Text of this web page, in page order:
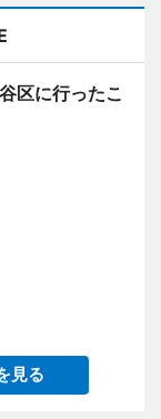
区に行ったこ
見る